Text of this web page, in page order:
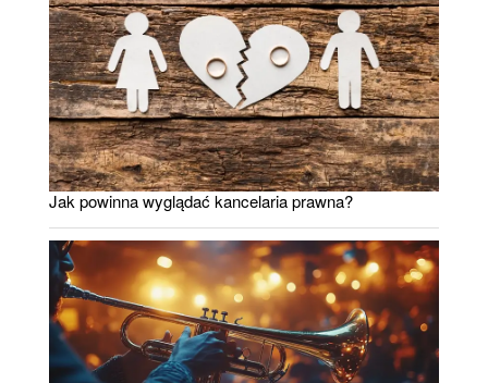
Jak powinna wyglądać kancelaria prawna?